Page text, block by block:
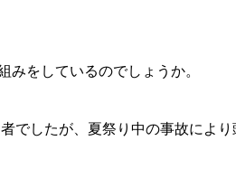
をしているのでしょうか。
したが、夏祭り中の事故によ